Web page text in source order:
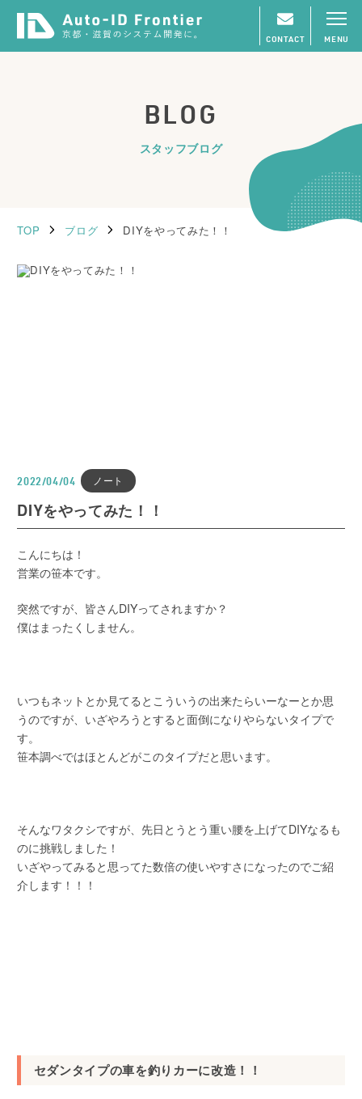
CONTACT MENU
BLOG
スタッフブログ
TOP ブログ DIYをやってみた！！
2022/04/04 ノート
DIYをやってみた！！
こんにちは！
営業の笹本です。
突然ですが、皆さんDIYってされますか？
僕はまったくしません。
いつもネットとか見てるとこういうの出来たらいーなーとか思
うのですが、いざやろうとすると面倒になりやらないタイプで
す。
笹本調べではほとんどがこのタイプだと思います。
そんなワタクシですが、先日とうとう重い腰を上げてDIYなるも
のに挑戦しました！
いざやってみると思ってた数倍の使いやすさになったのでご紹
介します！！！
セダンタイプの車を釣りカーに改造！！